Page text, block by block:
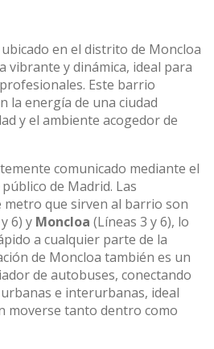
ubicado en el distrito de Moncloa
vibrante y dinámica, ideal para
Este barrio
la energía de una ciudad
y el ambiente acogedor de
comunicado mediante el
de Madrid. Las
metro que sirven al barrio son
6) y Moncloa (Líneas 3 y 6), lo
a cualquier parte de la
de Moncloa también es un
de autobuses, conectando
e interurbanas, ideal
moverse tanto dentro como